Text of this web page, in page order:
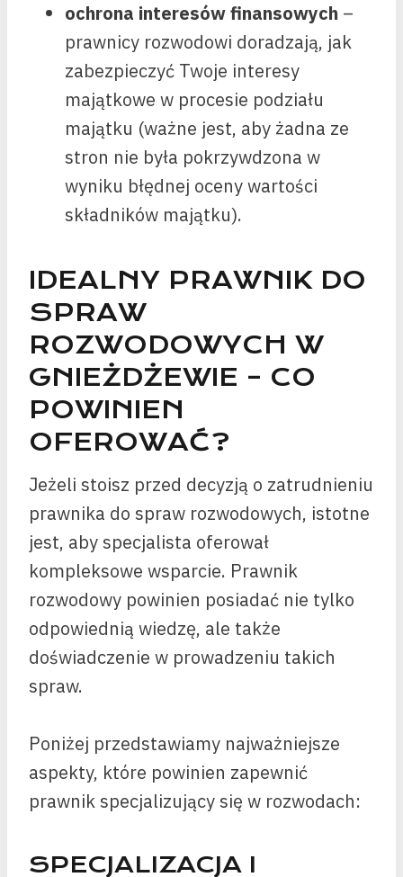
ochrona interesów finansowych –
prawnicy rozwodowi doradzają, jak
zabezpieczyć Twoje interesy
majątkowe w procesie podziału
majątku (ważne jest, aby żadna ze
stron nie była pokrzywdzona w
wyniku błędnej oceny wartości
składników majątku).
IDEALNY PRAWNIK DO
SPRAW
ROZWODOWYCH W
GNIEŻDŻEWIE – CO
POWINIEN
OFEROWAĆ?
Jeżeli stoisz przed decyzją o zatrudnieniu
prawnika do spraw rozwodowych, istotne
jest, aby specjalista oferował
kompleksowe wsparcie. Prawnik
rozwodowy powinien posiadać nie tylko
odpowiednią wiedzę, ale także
doświadczenie w prowadzeniu takich
spraw.
Poniżej przedstawiamy najważniejsze
aspekty, które powinien zapewnić
prawnik specjalizujący się w rozwodach:
SPECJALIZACJA I